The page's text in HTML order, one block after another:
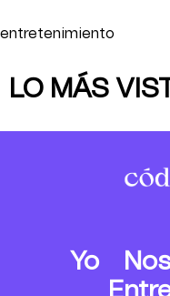
entretenimiento
LO MÁS
Yo